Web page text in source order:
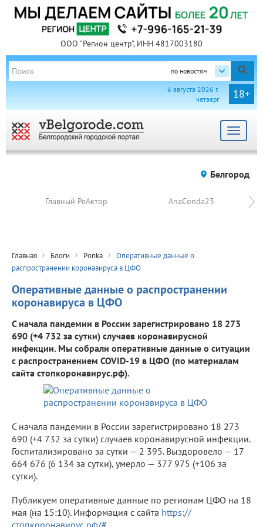
ООО "Регион центр", ИНН 4817003180
по новостям
18+
6 августа 2026 г.
четверг
Toggle
Белгород
Главный РеАктор AnaConda23
Главная Блоги Ponka
Оперативные данные о
распространении коронавируса в ЦФО
Оперативные данные о распространении
коронавируса в ЦФО
С начала пандемии в России зарегистрировано 18 273
690 (+4 732 за сутки) случаев коронавирусной
инфекции. Мы собрали оперативные данные о ситуации
с распространением COVID-19 в ЦФО (по материалам
сайта стопкоронавирус.рф).
С начала пандемии в России зарегистрировано 18 273
690 (+4 732 за сутки) случаев коронавирусной инфекции.
Госпитализировано за сутки — 2 395. Выздоровело — 17
664 676 (6 134 за сутки), умерло — 377 975 (+106 за
сутки).
Публикуем оперативные данные по регионам ЦФО на 18
мая (на 15:10). Информация с сайта https://
стопкоронавирус.рф/#.